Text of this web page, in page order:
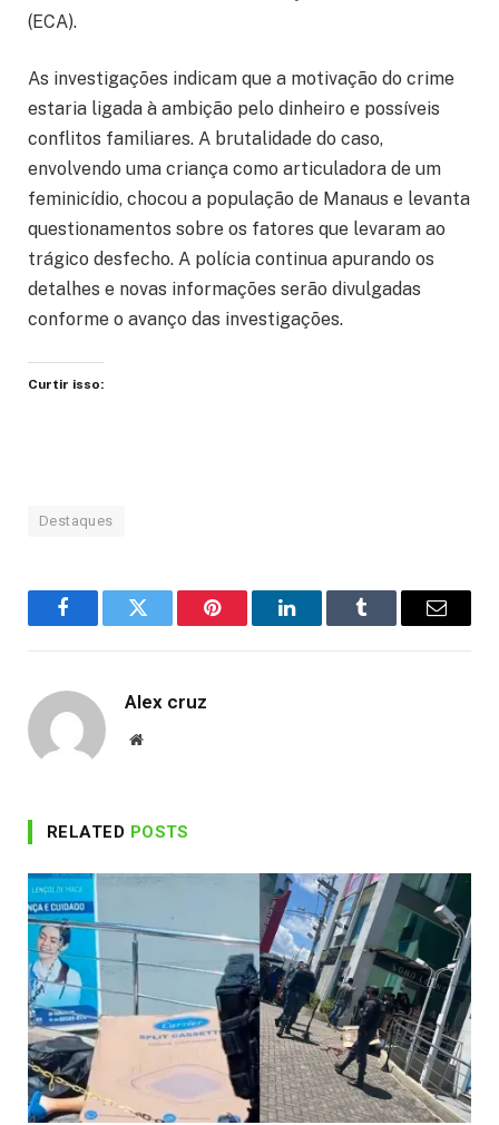
(ECA).
As investigações indicam que a motivação do crime
estaria ligada à ambição pelo dinheiro e possíveis
conflitos familiares. A brutalidade do caso,
envolvendo uma criança como articuladora de um
feminicídio, chocou a população de Manaus e levanta
questionamentos sobre os fatores que levaram ao
trágico desfecho. A polícia continua apurando os
detalhes e novas informações serão divulgadas
conforme o avanço das investigações.
Curtir isso:
Destaques
FacebookTwitter Pinterest LinkedInTumblr Email
Alex cruz
Website
RELATED POSTS